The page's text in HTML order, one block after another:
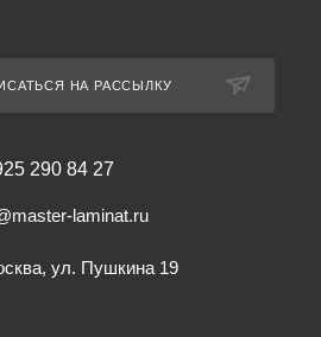
НА РАССЫЛКУ
290 84 27
laminat.ru
ул. Пушкина 19